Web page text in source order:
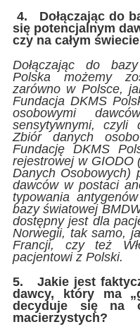
4. Dołączając do
się potencjalnym
czy na całym
Dołączając do
Polska możemy
zarówno w Polsce,
Fundacja DKMS
osobowymi
sensytywnymi, czyli
Zbiór danych
Fundację DKMS
rejestrowej w GIODO
Danych Osobowych)
dawców w postaci
typowania
bazy światowej
dostępny jest dla
Norwegii, tak samo,
Francji, czy też
pacjentowi z Polski.
5.Jakie jest
dawcy, który ma
decyduje się na
macierzystych?